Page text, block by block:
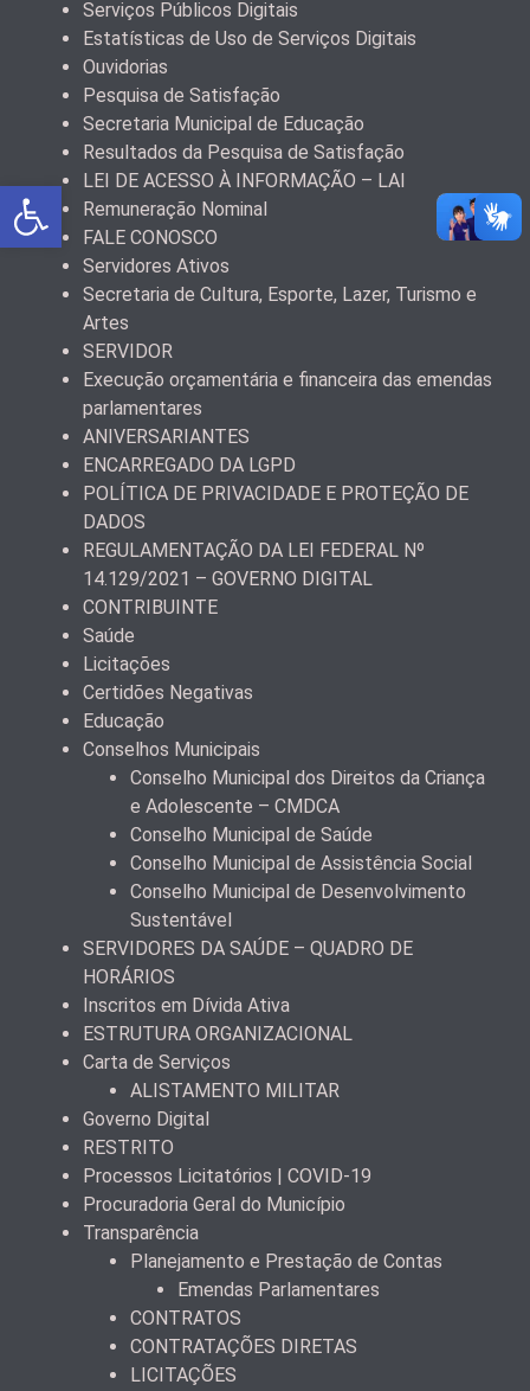
Serviços Públicos Digitais
Estatísticas de Uso de Serviços Digitais
Ouvidorias
Pesquisa de Satisfação
Secretaria Municipal de Educação
Resultados da Pesquisa de Satisfação
LEI DE ACESSO À INFORMAÇÃO – LAI
Remuneração Nominal
FALE CONOSCO
Servidores Ativos
Secretaria de Cultura, Esporte, Lazer, Turismo e
Artes
SERVIDOR
Execução orçamentária e financeira das emendas
parlamentares
ANIVERSARIANTES
ENCARREGADO DA LGPD
POLÍTICA DE PRIVACIDADE E PROTEÇÃO DE
DADOS
REGULAMENTAÇÃO DA LEI FEDERAL Nº
14.129/2021 – GOVERNO DIGITAL
CONTRIBUINTE
Saúde
Licitações
Certidões Negativas
Educação
Conselhos Municipais
Conselho Municipal dos Direitos da Criança
e Adolescente – CMDCA
Conselho Municipal de Saúde
Conselho Municipal de Assistência Social
Conselho Municipal de Desenvolvimento
Sustentável
SERVIDORES DA SAÚDE – QUADRO DE
HORÁRIOS
Inscritos em Dívida Ativa
ESTRUTURA ORGANIZACIONAL
Carta de Serviços
ALISTAMENTO MILITAR
Governo Digital
RESTRITO
Processos Licitatórios | COVID-19
Procuradoria Geral do Município
Transparência
Planejamento e Prestação de Contas
Emendas Parlamentares
CONTRATOS
CONTRATAÇÕES DIRETAS
LICITAÇÕES
Abrir a barra de ferramentas